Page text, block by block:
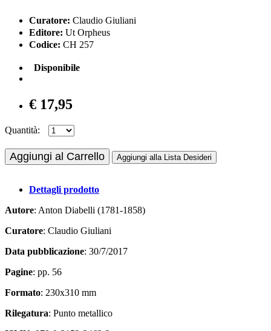
Curatore: Claudio Giuliani
Editore: Ut Orpheus
Codice: CH 257
Disponibile
€ 17,95
Quantità:
Aggiungi al Carrello Aggiungi alla Lista Desideri
Dettagli prodotto
Autore: Anton Diabelli (1781-1858)
Curatore: Claudio Giuliani
Data pubblicazione: 30/7/2017
Pagine: pp. 56
Formato: 230x310 mm
Rilegatura: Punto metallico